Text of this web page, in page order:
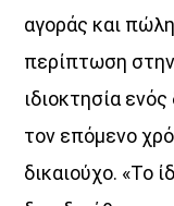
αγοράς και
περίπτωση
ιδιοκτησία
τον επόµενο
δικαιούχο. «Το